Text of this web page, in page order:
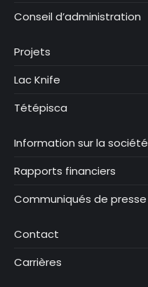
Conseil d’administration
Projets
Lac Knife
Tétépisca
Information sur la société
Rapports financiers
Communiqués de presse
Contact
Carrières